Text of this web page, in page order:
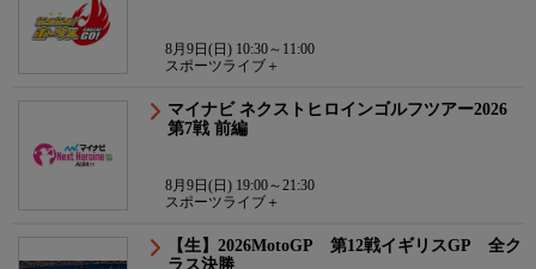
8月9日(日) 10:30～11:00
スポーツライブ＋
マイナビ ネクストヒロインゴルフツアー2026
第7戦 前編
8月9日(日) 19:00～21:30
スポーツライブ＋
【生】2026MotoGP 第12戦イギリスGP 全ク
ラス決勝